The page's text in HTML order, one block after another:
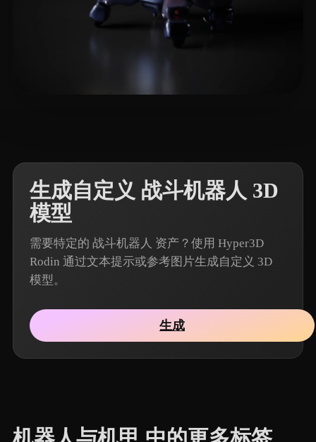
生成自定义 战斗机器人 3D
模型
需要特定的 战斗机器人 资产？使用 Hyper3D
Rodin 通过文本提示或参考图片生成自定义 3D
模型。
生成